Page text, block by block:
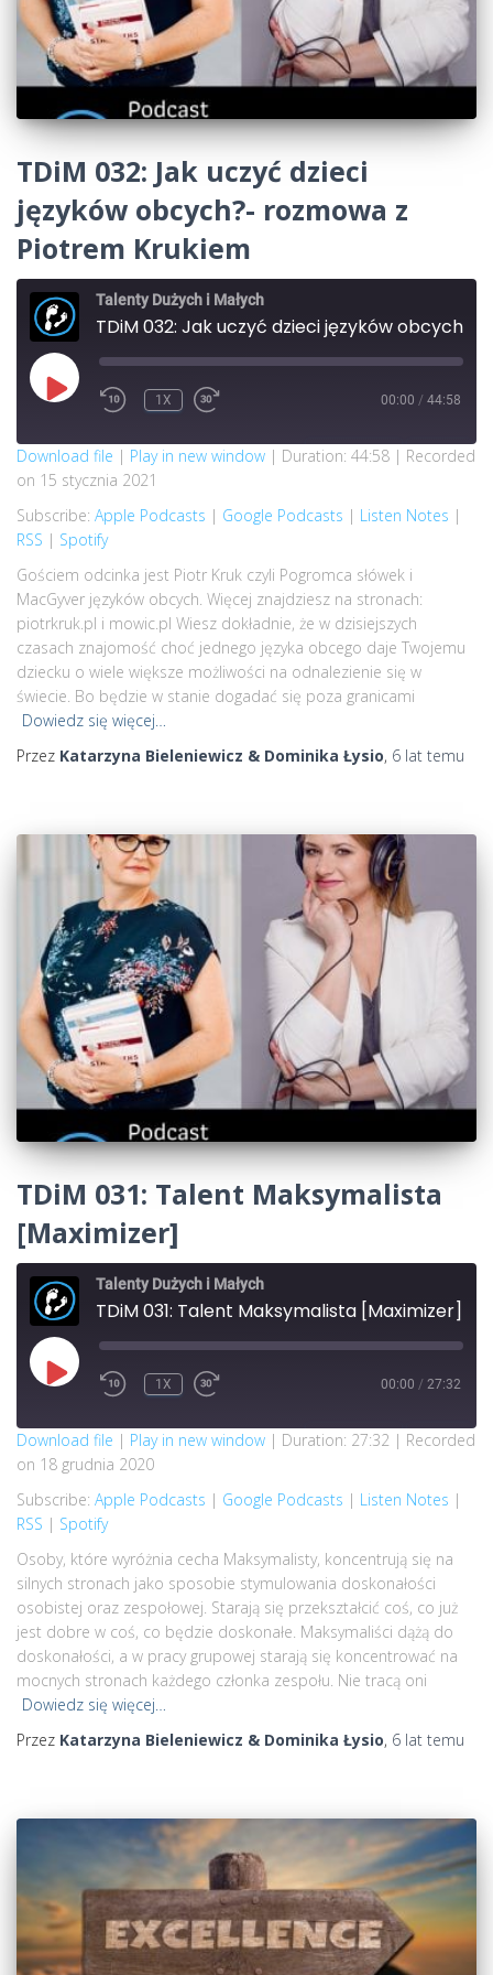
TDiM 032: Jak uczyć dzieci
języków obcych?- rozmowa z
Piotrem Krukiem
Talenty Dużych i Małych
PLAY
EPISODE
REWIND
1X
SECONDS
00:00 / 44:58
SUBSCRIBE SHARE
Apple Podcasts
Listen Notes RSS
RSS FEED
SHARE
LINK
EMBED
Download file | Play in new window | Duration: 44:58 | Recorded
on 15 stycznia 2021
Subscribe: Apple Podcasts | Google Podcasts | Listen Notes |
RSS | Spotify
Gościem odcinka jest Piotr Kruk czyli Pogromca słówek i
MacGyver języków obcych. Więcej znajdziesz na stronach:
piotrkruk.pl i mowic.pl Wiesz dokładnie, że w dzisiejszych
czasach znajomość choć jednego języka obcego daje Twojemu
dziecku o wiele większe możliwości na odnalezienie się w
świecie. Bo będzie w stanie dogadać się poza granicami
Dowiedz się więcej…
Przez Katarzyna Bieleniewicz & Dominika Łysio, 6 lat temu
TDiM 031: Talent Maksymalista
[Maximizer]
Talenty Dużych i Małych
TDiM 031: Talent Maksymalista [Maximizer]
PLAY
EPISODE
REWIND
1X
SECONDS
00:00 / 27:32
SUBSCRIBE SHARE
Apple Podcasts
Listen Notes RSS
RSS FEED
SHARE
LINK
EMBED
Download file | Play in new window | Duration: 27:32 | Recorded
on 18 grudnia 2020
Subscribe: Apple Podcasts | Google Podcasts | Listen Notes |
RSS | Spotify
Osoby, które wyróżnia cecha Maksymalisty, koncentrują się na
silnych stronach jako sposobie stymulowania doskonałości
osobistej oraz zespołowej. Starają się przekształcić coś, co już
jest dobre w coś, co będzie doskonałe. Maksymaliści dążą do
doskonałości, a w pracy grupowej starają się koncentrować na
mocnych stronach każdego członka zespołu. Nie tracą oni
Dowiedz się więcej…
Przez Katarzyna Bieleniewicz & Dominika Łysio, 6 lat temu